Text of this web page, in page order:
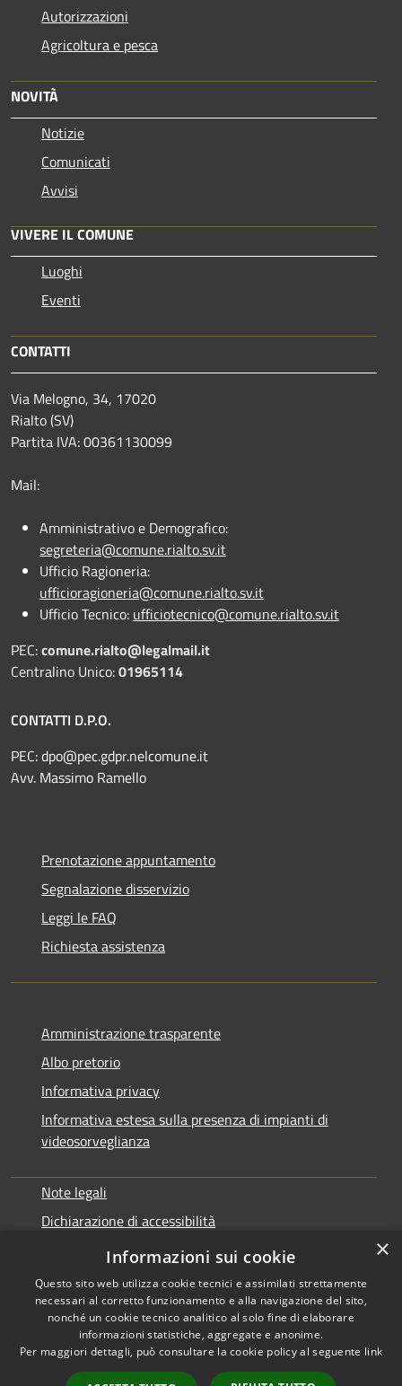
Autorizzazioni
Agricoltura e pesca
NOVITÀ
Notizie
Comunicati
Avvisi
VIVERE IL COMUNE
Luoghi
Eventi
CONTATTI
Via Melogno, 34, 17020
Rialto (SV)
Partita IVA: 00361130099
Mail:
Amministrativo e Demografico:
segreteria@comune.rialto.sv.it
Ufficio Ragioneria:
ufficioragioneria@comune.rialto.sv.it
Ufficio Tecnico: ufficiotecnico@comune.rialto.sv.it
PEC:comune.rialto@legalmail.it
Centralino Unico:01965114
CONTATTI D.P.O.
PEC:dpo@pec.gdpr.nelcomune.it
Avv. Massimo Ramello
Prenotazione appuntamento
Segnalazione disservizio
Leggi le FAQ
Richiesta assistenza
Amministrazione trasparente
Albo pretorio
Informativa privacy
Informativa estesa sulla presenza di impianti di
videosorveglianza
Note legali
Dichiarazione di accessibilità
Obbiettivi di accessibilità
Accessibilità
Copyright © 2026 • Comune di
Rialto • Powered by
×
Informazioni sui cookie
Questo sito web utilizza cookie tecnici e assimilati strettamente
necessari al corretto funzionamento e alla navigazione del sito,
nonché un cookie tecnico analitico al solo fine di elaborare
informazioni statistiche, aggregate e anonime.
Per maggiori dettagli, può consultare la cookie policy al seguente link